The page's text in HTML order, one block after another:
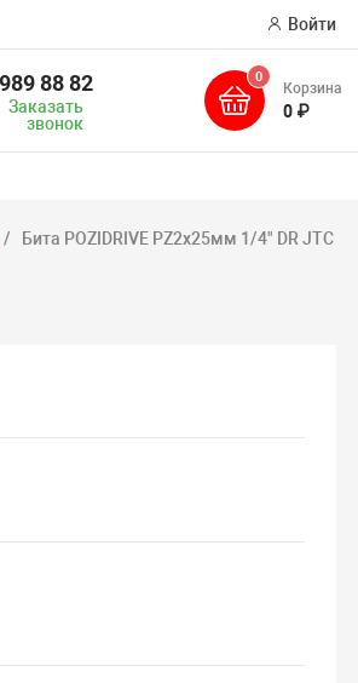
Войти
88 82
Заказать
звонок
0
Корзина
0 ₽
Бита POZIDRIVE PZ2х25мм 1/4" DR JTC